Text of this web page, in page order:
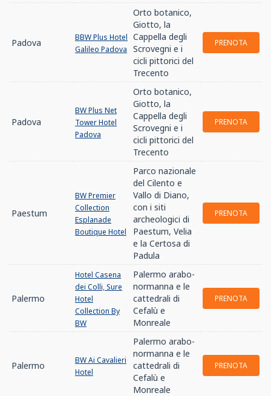
Padova
BBW Plus Hotel
Galileo Padova
Orto botanico,
Giotto, la
Cappella degli
Scrovegni e i
cicli pittorici del
Trecento
PRENOTA
Padova
BW Plus Net
Tower Hotel
Padova
Orto botanico,
Giotto, la
Cappella degli
Scrovegni e i
cicli pittorici del
Trecento
PRENOTA
Paestum
BW Premier
Collection
Esplanade
Boutique Hotel
Parco nazionale
del Cilento e
Vallo di Diano,
con i siti
archeologici di
Paestum, Velia
e la Certosa di
Padula
PRENOTA
Palermo
Hotel Casena
dei Colli, Sure
Hotel
Collection By
BW
Palermo arabo-
normanna e le
cattedrali di
Cefalù e
Monreale
PRENOTA
Palermo
BW Ai Cavalieri
Hotel
Palermo arabo-
normanna e le
cattedrali di
Cefalù e
Monreale
PRENOTA